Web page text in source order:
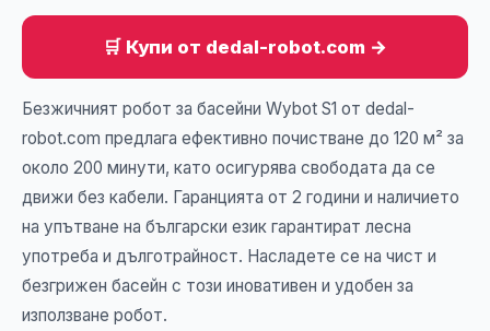
🛒 Купи от dedal-robot.com →
Безжичният робот за басейни Wybot S1 от dedal-
robot.com предлага ефективно почистване до 120 м² за
около 200 минути, като осигурява свободата да се
движи без кабели. Гаранцията от 2 години и наличието
на упътване на български език гарантират лесна
употреба и дълготрайност. Насладете се на чист и
безгрижен басейн с този иновативен и удобен за
използване робот.